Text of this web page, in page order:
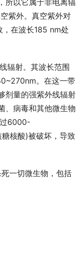
紫外。真空紫外对
在波长185 nm处
。在这一带
剂量的强紫外线辐射
、病毒和其他微生物
6000-
核酸)被破坏，导致